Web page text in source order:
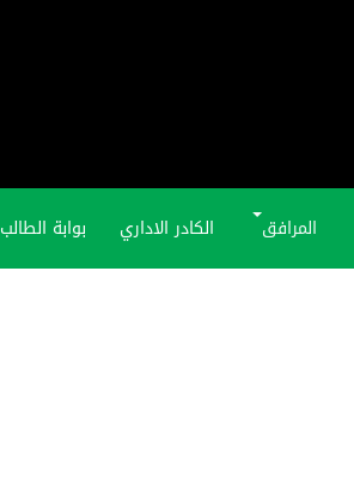
المرافق الكادر الاداري بوابة الطالب